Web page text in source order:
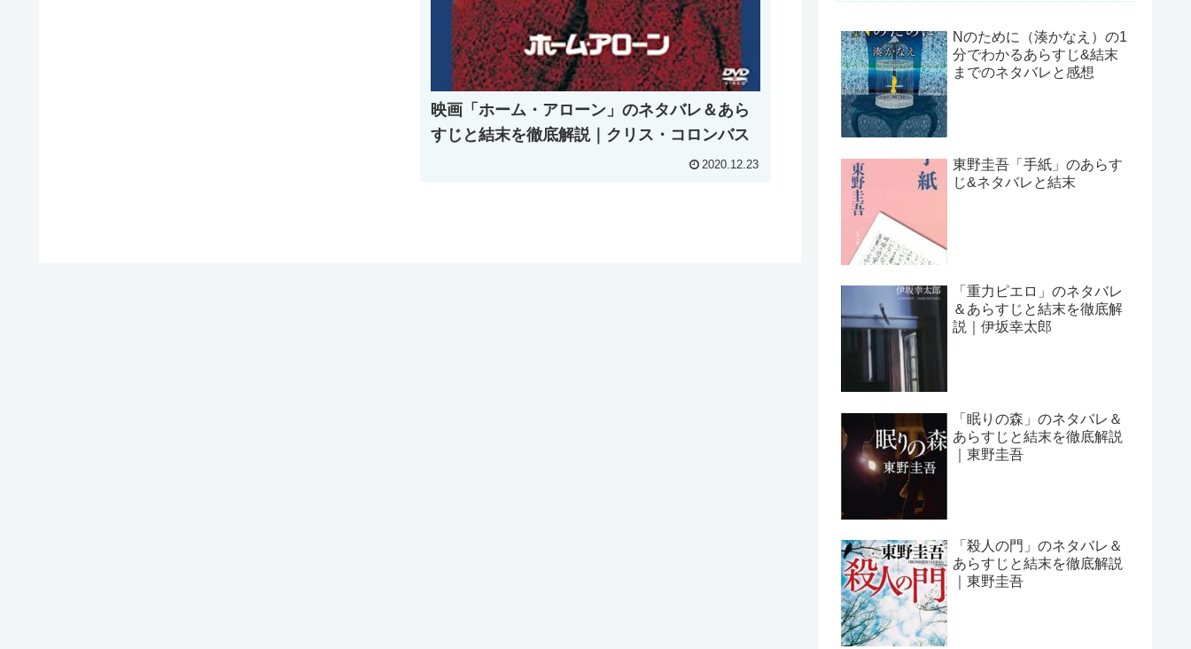
映画「ホーム・アローン」のネタバレ＆あら
すじと結末を徹底解説｜クリス・コロンバス
2020.12.23
Nのために（湊かなえ）の1
分でわかるあらすじ&結末
までのネタバレと感想
東野圭吾「手紙」のあらす
じ&ネタバレと結末
「重力ピエロ」のネタバレ
＆あらすじと結末を徹底解
説｜伊坂幸太郎
「眠りの森」のネタバレ＆
あらすじと結末を徹底解説
｜東野圭吾
「殺人の門」のネタバレ＆
あらすじと結末を徹底解説
｜東野圭吾